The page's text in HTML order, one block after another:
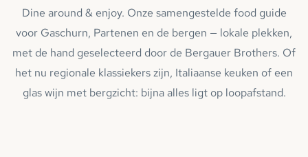
Dine around & enjoy. Onze samengestelde food guide
voor Gaschurn, Partenen en de bergen — lokale plekken,
met de hand geselecteerd door de Bergauer Brothers. Of
het nu regionale klassiekers zijn, Italiaanse keuken of een
glas wijn met bergzicht: bijna alles ligt op loopafstand.